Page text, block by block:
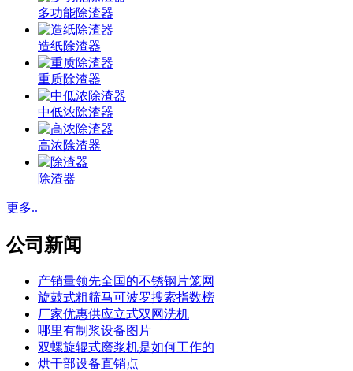
多功能除渣器
造纸除渣器
重质除渣器
中低浓除渣器
高浓除渣器
除渣器
更多..
公司新闻
产销量领先全国的不锈钢片笼网
旋鼓式粗筛马可波罗搜索指数榜
厂家优惠供应立式双网洗机
哪里有制浆设备图片
双螺旋辊式磨浆机是如何工作的
烘干部设备直销点